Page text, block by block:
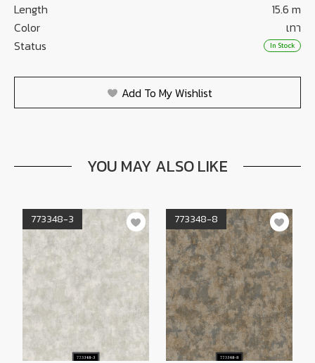
Length
15.6 m
Color
เทา
Status
In Stock
Add To My Wishlist
YOU MAY ALSO LIKE
773348-3 773348-8